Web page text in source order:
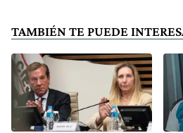
TAMBIÉN TE PUEDE